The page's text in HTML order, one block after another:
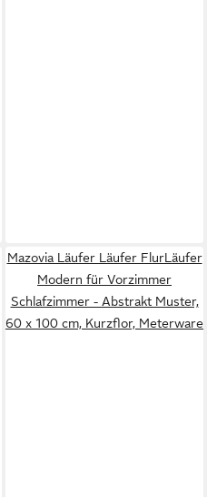
Mazovia Läufer Läufer FlurLäufer
Modern für Vorzimmer
Schlafzimmer - Abstrakt Muster,
60 x 100 cm, Kurzflor, Meterware